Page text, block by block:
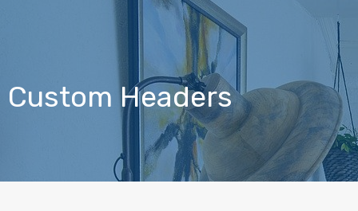
Custom Headers